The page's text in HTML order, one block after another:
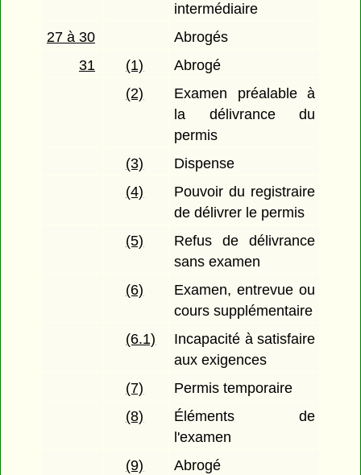
intermédiaire
27 à 30
Abrogés
31
(1)
Abrogé
(2)
Examen préalable à
la délivrance du
permis
(3)
Dispense
(4)
Pouvoir du registraire
de délivrer le permis
(5)
Refus de délivrance
sans examen
(6)
Examen, entrevue ou
cours supplémentaire
(6.1)
Incapacité à satisfaire
aux exigences
(7)
Permis temporaire
(8)
Éléments de
l'examen
(9)
Abrogé